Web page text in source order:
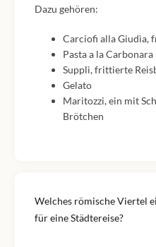
Dazu gehören:
Carciofi alla Giudìa,
Pasta a la Carbonara
Supplì, frittierte
Gelato
Maritozzi, ein mit
Brötchen
Welches römische Viertel
für eine Städtereise?